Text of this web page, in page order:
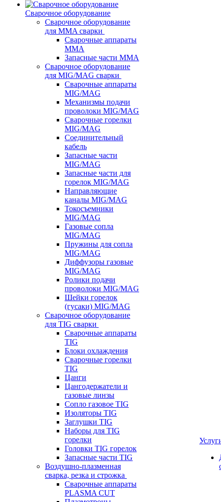
Сварочное оборудование
Сварочное оборудование
для MMA сварки
Сварочные аппараты
MMA
Запасные части MMA
Сварочное оборудование
для MIG/MAG сварки
Сварочные аппараты
MIG/MAG
Механизмы подачи
проволоки MIG/MAG
Сварочные горелки
MIG/MAG
Соединительный
кабель
Запасные части
MIG/MAG
Запасные части для
горелок MIG/MAG
Направляющие
каналы MIG/MAG
Токосъемники
MIG/MAG
Газовые сопла
MIG/MAG
Пружины для сопла
MIG/MAG
Диффузоры газовые
MIG/MAG
Ролики подачи
проволоки MIG/MAG
Шейки горелок
(гусаки) MIG/MAG
Сварочное оборудование
для TIG сварки
Сварочные аппараты
TIG
Блоки охлаждения
Сварочные горелки
TIG
Цанги
Цангодержатели и
газовые линзы
Сопло газовое TIG
Изоляторы TIG
Заглушки TIG
Наборы для TIG
горелки
Головки TIG горелок
Запасные части TIG
Воздушно-плазменная
сварка, резка и строжка
Сварочные аппараты
PLASMA CUT